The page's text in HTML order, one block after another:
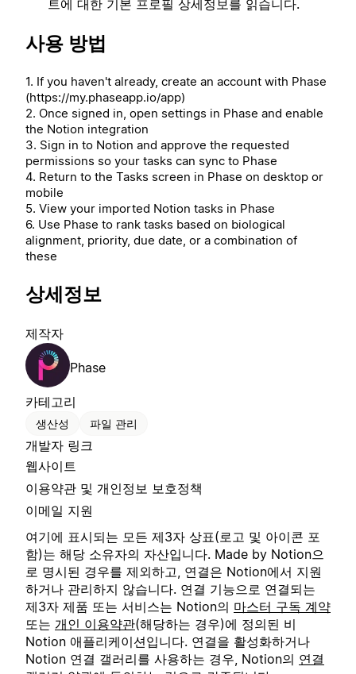
트에 대한 기본 프로필 상세정보를 읽습니다.
사용 방법
1. If you haven't already, create an account with Phase
(https://my.phaseapp.io/app)
2. Once signed in, open settings in Phase and enable
the Notion integration
3. Sign in to Notion and approve the requested
permissions so your tasks can sync to Phase
4. Return to the Tasks screen in Phase on desktop or
mobile
5. View your imported Notion tasks in Phase
6. Use Phase to rank tasks based on biological
alignment, priority, due date, or a combination of
these
상세정보
제작자
Phase
카테고리
생산성 파일 관리
개발자 링크
웹사이트
이용약관 및 개인정보 보호정책
이메일 지원
여기에 표시되는 모든 제3자 상표(로고 및 아이콘 포
함)는 해당 소유자의 자산입니다. Made by Notion으
로 명시된 경우를 제외하고, 연결은 Notion에서 지원
하거나 관리하지 않습니다. 연결 기능으로 연결되는
제3자 제품 또는 서비스는 Notion의 마스터 구독 계약
또는 개인 이용약관(해당하는 경우)에 정의된 비
Notion 애플리케이션입니다. 연결을 활성화하거나
Notion 연결 갤러리를 사용하는 경우, Notion의 연결